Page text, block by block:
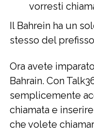
vorresti
Il Bahrein ha un
stesso del
Ora avete
Bahrain. Con
semplicemente
chiamata e
che volete